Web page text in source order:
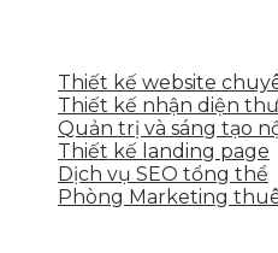
Thiết kế website
Thiết kế nhận diện
Quản trị và sáng tạo
Thiết kế landing page
Dịch vụ SEO tổng thể
Phòng Marketing